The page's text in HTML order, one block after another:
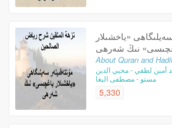
«ياخشىلار
نىڭ شەرھى
About Quran and
لطفي - محيي الدين
مستو - مصطفى البغا
5,330